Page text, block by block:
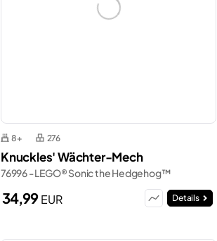
8+ 276
Knuckles' Wächter-Mech
76996 - LEGO® Sonic the Hedgehog™
34,99EUR Details